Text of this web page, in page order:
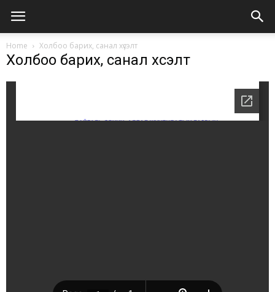
Home Холбоо барих, санал хүсэлт
Холбоо барих, санал хүсэлт